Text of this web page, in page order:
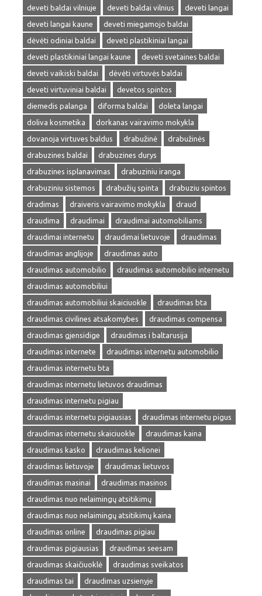
deveti baldai vilniuje deveti baldai vilnius
deveti langai
deveti langai kaune
deveti miegamojo baldai
dėvėti odiniai baldai
deveti plastikiniai langai
deveti plastikiniai langai kaune
deveti svetaines baldai
deveti vaikiski baldai
dėvėti virtuvės baldai
deveti virtuviniai baldai
devetos spintos
diemedis palanga
diforma baldai
doleta langai
doliva kosmetika
dorkanas vairavimo mokykla
dovanoja virtuves baldus
drabužinė
drabužinės
drabuzines baldai
drabuzines durys
drabuzines isplanavimas
drabuziniu iranga
drabuziniu sistemos
drabužių spinta
drabuziu spintos
dradimas
draiveris vairavimo mokykla
draud
draudima
draudimai
draudimai automobiliams
draudimai internetu
draudimai lietuvoje
draudimas
draudimas anglijoje
draudimas auto
draudimas automobilio
draudimas automobilio internetu
draudimas automobiliui
draudimas automobiliui skaiciuokle
draudimas bta
draudimas civilines atsakomybes
draudimas compensa
draudimas gjensidige
draudimas i baltarusija
draudimas internete
draudimas internetu automobilio
draudimas internetu bta
draudimas internetu lietuvos draudimas
draudimas internetu pigiau
draudimas internetu pigiausias
draudimas internetu pigus
draudimas internetu skaiciuokle
draudimas kaina
draudimas kasko
draudimas kelionei
draudimas lietuvoje
draudimas lietuvos
draudimas masinai
draudimas masinos
draudimas nuo nelaimingų atsitikimų
draudimas nuo nelaimingų atsitikimų kaina
draudimas online
draudimas pigiau
draudimas pigiausias
draudimas seesam
draudimas skaičiuoklė
draudimas sveikatos
draudimas tai
draudimas uzsienyje